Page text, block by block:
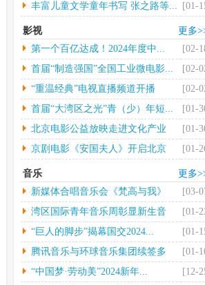
丰富儿童文学童年书写 张之路等...
[01-
更多
影视
第一个百亿达成！2024年度中...
[02-
首届“制造强国”全国工业微电影...
[02-
“重温经典”电视直播频道开播
[02-
首届“大湾区之光”青（少）年短...
[01-
北京电影公益放映走进文化产业
园...
[01-
京剧电影《安国夫人》开启北京
长...
[01-
更多
音乐
新媒体合唱音乐会《梵高与我》
中...
[03-
湾区国际青年音乐周彰显新生音
乐...
[01-
“巨人的脚步”揭幕国交2024...
[01-
腾讯音乐与环球音乐集团续签多
年...
[01-
“中国梦·劳动美”2024新年...
[12-